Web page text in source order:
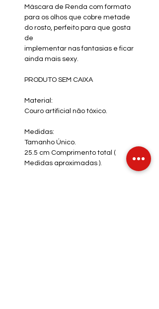
Máscara de Renda com formato
para os olhos que cobre metade
do rosto, perfeito para que gosta
de
implementar nas fantasias e ficar
ainda mais sexy.
PRODUTO SEM CAIXA
Material:
Couro artificial não tóxico.
Medidas:
Tamanho Único.
25.5 cm Comprimento total (
Medidas aproximadas ).